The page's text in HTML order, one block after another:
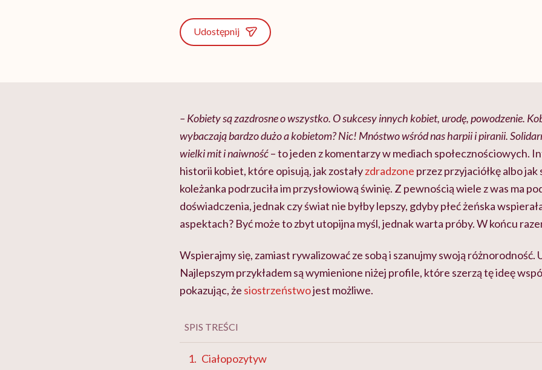
Udostępnij
– Kobiety są zazdrosne o wszystko. O sukcesy innych kobiet, urodę, powodzenie.
wybaczają bardzo dużo a kobietom? Nic! Mnóstwo wśród nas harpii i piranii.
wielki mit i naiwność– to jeden z komentarzy w mediach społecznościowych.
historii kobiet, które opisują, jak zostałyzdradzone przez przyjaciółkę albo
koleżanka podrzuciła im przysłowiową świnię. Z pewnością wiele z was ma
doświadczenia, jednak czy świat nie byłby lepszy, gdyby płeć żeńska
aspektach? Być może to zbyt utopijna myśl, jednak warta próby. W końcu
Wspierajmy się, zamiast rywalizować ze sobą i szanujmy swoją różnorodność.
Najlepszym przykładem są wymienione niżej profile, które szerzą tę ideę
pokazując, że siostrzeństwojest możliwe.
SPIS TREŚCI
Ciałopozytyw